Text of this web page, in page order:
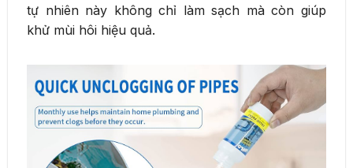
tự nhiên này không chỉ làm sạch mà còn giúp
khử mùi hôi hiệu quả.